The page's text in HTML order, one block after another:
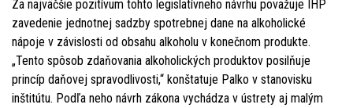
Za najväčšie pozitívum tohto legislatívneho návrhu považuje IHP
zavedenie jednotnej sadzby spotrebnej dane na alkoholické
nápoje v závislosti od obsahu alkoholu v konečnom produkte.
„Tento spôsob zdaňovania alkoholických produktov posilňuje
princíp daňovej spravodlivosti,“ konštatuje Palko v stanovisku
inštitútu. Podľa neho návrh zákona vychádza v ústrety aj malým